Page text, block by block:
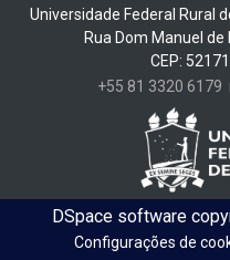
Universidade Federal Rural
Rua Dom Manuel
CEP:
+55 81 3320 6179
DSpace software
Configurações de